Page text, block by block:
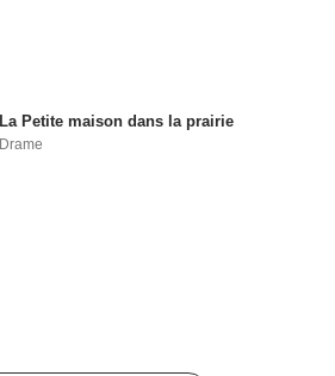
La Petite maison dans la prairie
Drame